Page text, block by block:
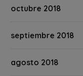
octubre 2018
septiembre 2018
agosto 2018